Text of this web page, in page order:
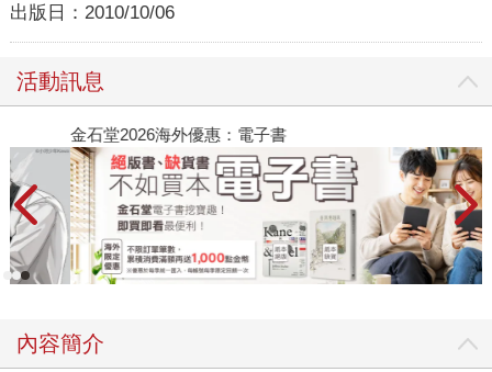
出版日： 2010/10/06
活動訊息
金石堂2026海外優惠：電子書
內容簡介